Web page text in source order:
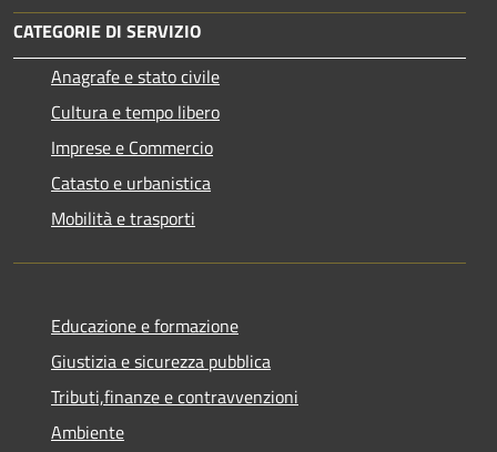
CATEGORIE DI SERVIZIO
Anagrafe e stato civile
Cultura e tempo libero
Imprese e Commercio
Catasto e urbanistica
Mobilità e trasporti
Educazione e formazione
Giustizia e sicurezza pubblica
Tributi,finanze e contravvenzioni
Ambiente